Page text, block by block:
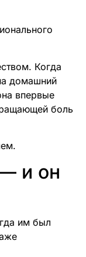
Когда
домашний
впервые
боль
и он
им был